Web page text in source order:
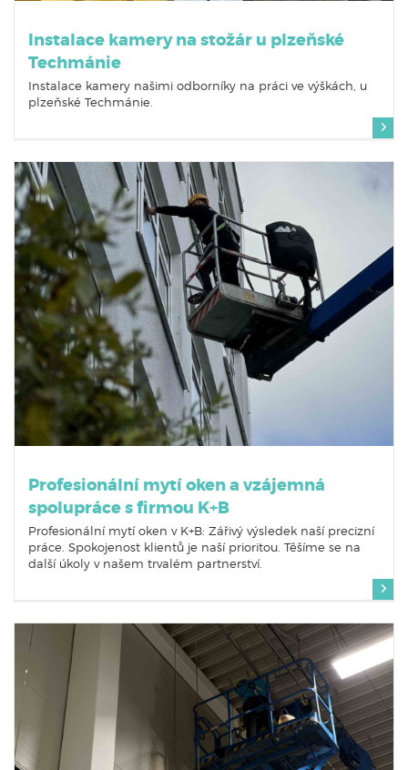
Instalace kamery na stožár u plzeňské
Techmánie
Instalace kamery našimi odborníky na práci ve výškách, u
plzeňské Techmánie.
Profesionální mytí oken a vzájemná
spolupráce s firmou K+B
Profesionální mytí oken v K+B: Zářivý výsledek naší precizní
práce. Spokojenost klientů je naší prioritou. Těšíme se na
další úkoly v našem trvalém partnerství.